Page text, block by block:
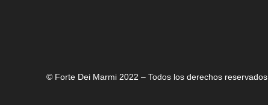
© Forte Dei Marmi 2022 – Todos los derechos reservados